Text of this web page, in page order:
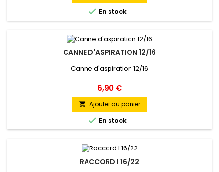
 En stock
CANNE D'ASPIRATION 12/16
Canne d'aspiration 12/16
Prix
6,90 €
 Ajouter au panier
 En stock
RACCORD I 16/22